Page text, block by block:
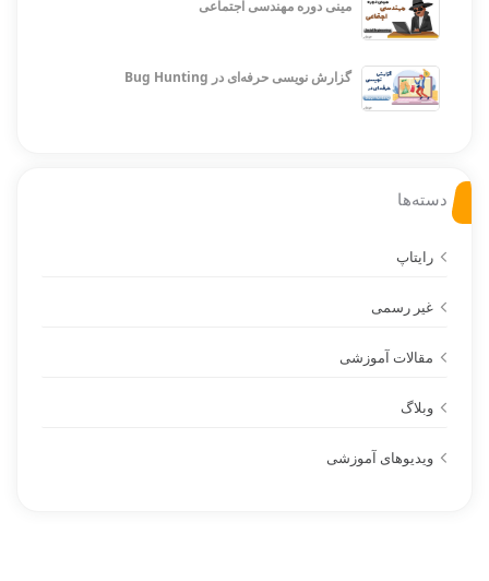
مینی دوره مهندسی اجتماعی
گزارش نویسی حرفه‌ای در Bug Hunting
دسته‌ها
رایتاپ
غیر رسمی
مقالات آموزشی
وبلاگ
ویدیوهای آموزشی